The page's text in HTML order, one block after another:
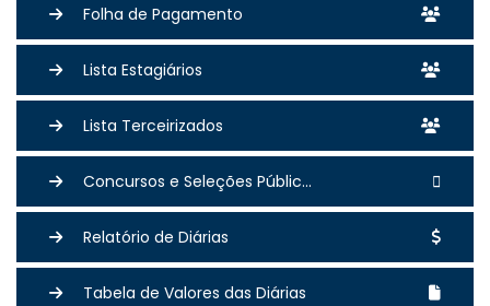
Folha de Pagamento
Lista Estagiários
Lista Terceirizados
Concursos e Seleções Públic...
Relatório de Diárias
Tabela de Valores das Diárias